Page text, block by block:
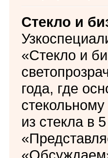
Стекло и
«Стекло и
года, где
из стекла в